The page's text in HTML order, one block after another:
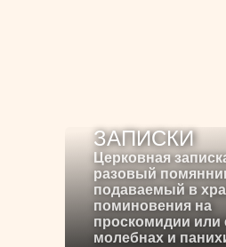
ЗАПИСКИ
Церковная
разовый
подаваемый в
поминовения на
проскомидии или
молебнах и